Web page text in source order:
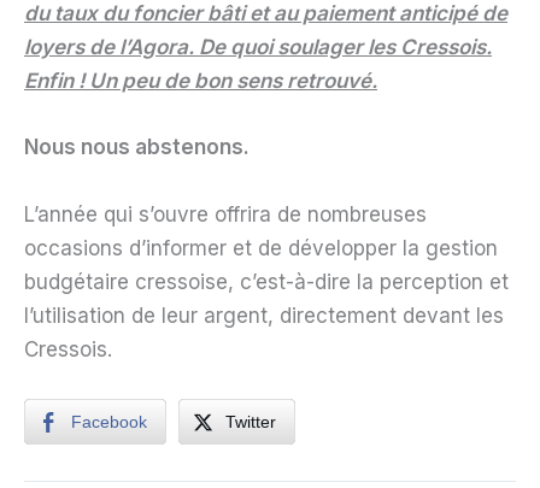
du taux du foncier bâti et au paiement anticipé de
loyers de l’Agora. De quoi soulager les Cressois.
Enfin ! Un peu de bon sens retrouvé.
Nous nous abstenons.
L’année qui s’ouvre offrira de nombreuses
occasions d’informer et de développer la gestion
budgétaire cressoise, c’est-à-dire la perception et
l’utilisation de leur argent, directement devant les
Cressois.
Facebook Twitter